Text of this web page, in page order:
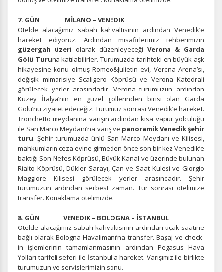
Zorunlu Çerezler
Oturum yönetimi, güvenlik ve temel site işlevleri için
gereklidir. Bu çerezler olmadan site düzgün çalışmaz ve
devre dışı bırakılamaz.
İstatistik Çerezleri
Ziyaretçilerin siteyi nasıl kullandığını anonim olarak
ölçeriz. Hangi sayfaların popüler olduğunu ve
kullanıcıların nerede zorluk yaşadığını anlamamıza
yardımcı olur.
Pazarlama Çerezleri
Size ve ilgi alanlarınıza uygun reklamlar göstermek için
kullanılır. Kapatırsanız reklamları görmeye devam
edersiniz, ancak daha az alakalı olabilirler.
7. GÜN MİLANO – VENEDIK
Otelde alacağımız sabah kahvaltısının ardından Venedik’e
hareket ediyoruz. Ardından misafirlerimiz rehberimizin
güzergah üzeri olarak düzenleyeceği Verona & Garda
Gölü Turuna katılabilirler. Turumuzda tarihteki en büyük aşk
hikayesine konu olmuş Romeo&Julietin evi, Verona Arena’sı,
değişik mimarisiye Scaligero Köprüsü ve Verona Katedrali
görülecek yerler arasındadır. Verona turumuzun ardından
Kuzey İtalya’nın en güzel göllerinden birisi olan Garda
Gölü’nü ziyaret edeceğiz. Turumuz sonrası Venedik’e hareket.
Tronchetto meydanına varışın ardından kısa vapur yolculuğu
ile San Marco Meydanı’na varış ve panoramik Venedik şehir
turu. Şehir turumuzda ünlü San Marco Meydanı ve Kilisesi,
mahkumların ceza evine girmeden önce son bir kez Venedik’e
baktığı Son Nefes Köprüsü, Büyük Kanal ve üzerinde bulunan
Rialto Köprüsü, Dükler Sarayı, Çan ve Saat Kulesi ve Giorgio
Maggiore Kilisesi görülecek yerler arasındadır. Şehir
turumuzun ardından serbest zaman. Tur sonrası otelimize
transfer. Konaklama otelimizde.
8. GÜN VENEDIK – BOLOGNA – İSTANBUL
Otelde alacağımız sabah kahvaltısının ardından uçak saatine
bağlı olarak Bologna Havalimanı’na transfer. Bagaj ve check-
in işlemlerinin tamamlanmasının ardından Pegasus Hava
Yolları tarifeli seferi ile İstanbul'a hareket. Varışımız ile birlikte
turumuzun ve servislerimizin sonu.